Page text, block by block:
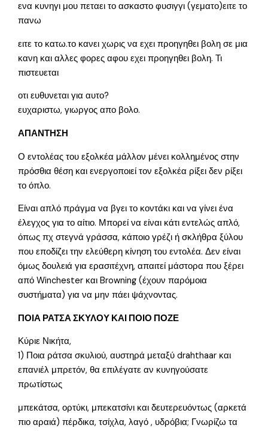
ενα κυνηγι μου πεταει το ασκαστο φυσιγγι (γεματο)ειτε το
πανω
ειτε το κατω.το κανει χωρις να εχει προηγηθει βολη σε μια
κανη και αλλες φορες αφου εχει προηγηθει βολη. Τι
πιστευεται
οτι ευθυνεται για αυτο?
ευχαριστω, γιωργος απο βολο.
ΑΠΑΝΤΗΣΗ
Ο εντολέας του εξολκέα μάλλον μένει κολλημένος στην
πρόσθια θέση και ενεργοποιεί τον εξολκέα ρίξει δεν ρίξει
το όπλο.
Είναι απλό πράγμα να βγει το κοντάκι και να γίνει ένα
έλεγχος για το αίτιο. Μπορεί να είναι κάτι εντελώς απλό,
όπως πχ στεγνά γράσσα, κάποιο γρέζι ή σκλήθρα ξύλου
που εποδίζει την ελεύθερη κίνηση του εντολέα. Δεν είναι
όμως δουλειά για ερασιτέχνη, απαιτεί μάστορα που ξέρει
από Winchester και Browning (έχουν παρόμοια
συστήματα) για να μην πάει ψάχνοντας.
ΠΟΙΑ ΡΑΤΣΑ ΣΚΥΛΟΥ ΚΑΙ ΠΟΙΟ ΠΟΖΕ
Κύριε Νικήτα,
1) Ποια ράτσα σκυλιού, αυστηρά μεταξύ drahthaar και
επανιέλ μπρετόν, θα επιλέγατε αν κυνηγούσατε
πρωτίστως
μπεκάτσα, ορτύκι, μπεκατσίνι και δευτερευόντως (αρκετά
πιο αραιά) πέρδικα, τσίχλα, λαγό , υδρόβια; Γνωρίζω τα